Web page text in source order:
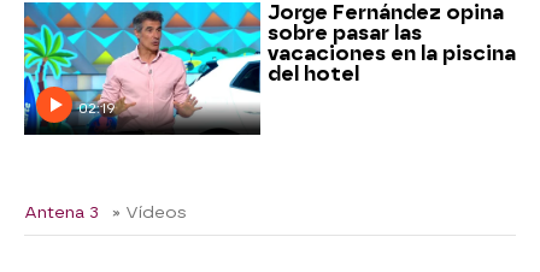
02:19
Jorge Fernández opina
sobre pasar las
vacaciones en la piscina
del hotel
Antena 3 » Vídeos